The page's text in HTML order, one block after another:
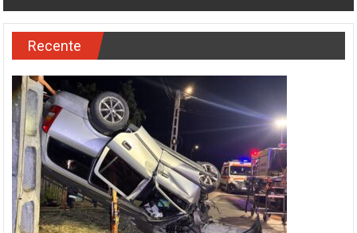
CJ Olt a aprobat 15.000 de lei pentru organizarea Concursului
„Medicii de mâine”
Recente